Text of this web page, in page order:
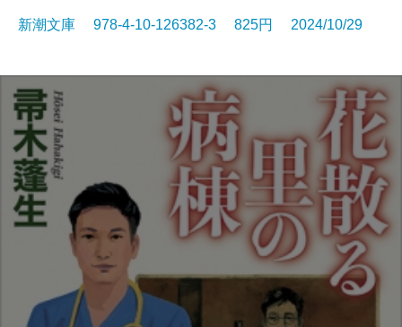
新潮文庫 978-4-10-126382-3 825円 2024/10/29